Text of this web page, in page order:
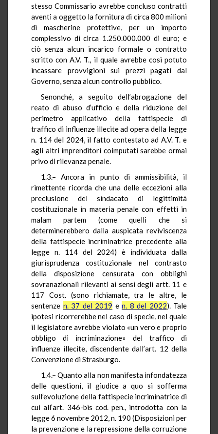
stesso Commissario avrebbe concluso contratti
aventi a oggetto la fornitura di circa 800 milioni
di mascherine protettive, per un importo
complessivo di circa 1.250.000.000 di euro; e
ciò senza alcun incarico formale o contratto
scritto con A.V. T., il quale avrebbe così potuto
incassare provvigioni sui prezzi pagati dal
Governo, senza alcun controllo pubblico.
Senonché, a seguito dell’abrogazione del
reato di abuso d’ufficio e della riduzione del
perimetro applicativo della fattispecie di
traffico di influenze illecite ad opera della legge
n. 114 del 2024, il fatto contestato ad A.V. T. e
agli altri imprenditori coimputati sarebbe ormai
privo di rilevanza penale.
1.3.– Ancora in punto di ammissibilità, il
rimettente ricorda che una delle eccezioni alla
preclusione del sindacato di legittimità
costituzionale in materia penale con effetti in
malam partem (come quelli che si
determinerebbero dalla auspicata reviviscenza
della fattispecie incriminatrice precedente alla
legge n. 114 del 2024) è individuata dalla
giurisprudenza costituzionale nel contrasto
della disposizione censurata con obblighi
sovranazionali rilevanti ai sensi degli artt. 11 e
117 Cost. (sono richiamate, tra le altre, le
sentenze n. 37 del 2019 e n. 8 del 2022). Tale
ipotesi ricorrerebbe nel caso di specie, nel quale
il legislatore avrebbe violato «un vero e proprio
obbligo di incriminazione» del traffico di
influenze illecite, discendente dall’art. 12 della
Convenzione di Strasburgo.
1.4.– Quanto alla non manifesta infondatezza
delle questioni, il giudice a quo si sofferma
sull’evoluzione della fattispecie incriminatrice di
cui all’art. 346-bis cod. pen., introdotta con la
legge 6 novembre 2012, n. 190 (Disposizioni per
la prevenzione e la repressione della corruzione